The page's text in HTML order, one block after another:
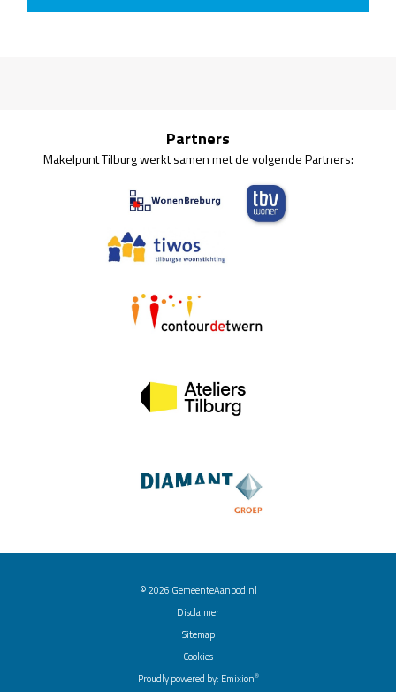
Partners
Makelpunt Tilburg werkt samen met de volgende Partners:
© 2026 GemeenteAanbod.nl
Disclaimer
Sitemap
Cookies
Proudly powered by: Emixion®